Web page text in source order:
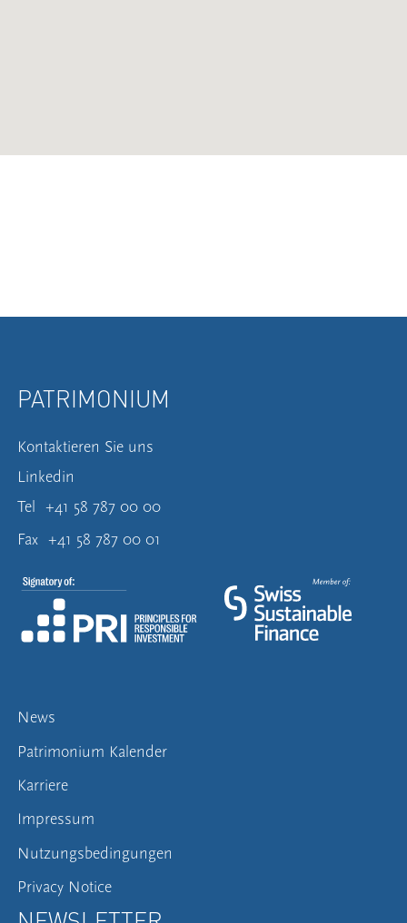
PATRIMONIUM
Kontaktieren Sie uns
Linkedin
Tel +41 58 787 00 00
Fax +41 58 787 00 01
News
Patrimonium Kalender
Karriere
Impressum
Nutzungsbedingungen
Privacy Notice